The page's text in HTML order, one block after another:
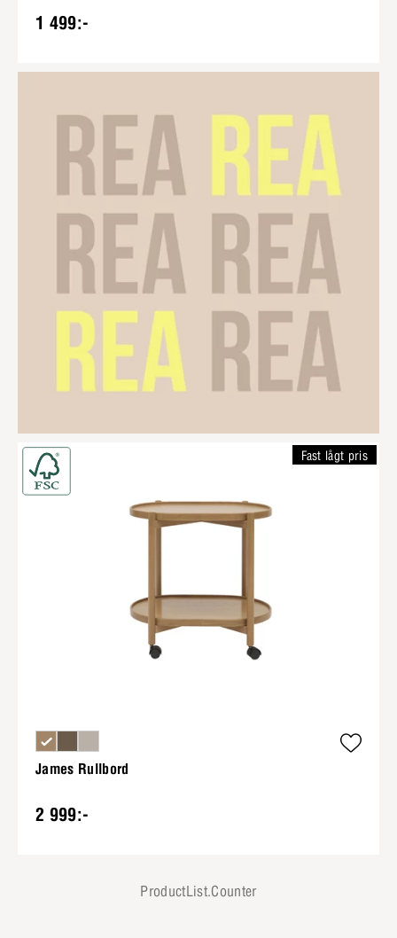
1 499:-
James Rullbord
2 999:-
Fast lågt pris
ProductList.Counter